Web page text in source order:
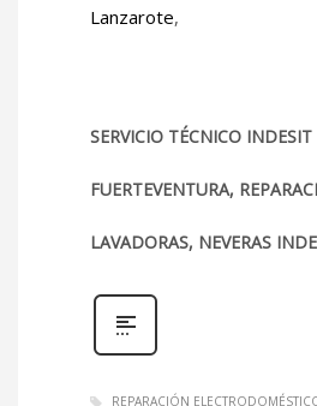
Lanzarote,
SERVICIO TÉCNICO INDESIT
FUERTEVENTURA,
LAVADORAS, NEVERAS
REPARACIÓN